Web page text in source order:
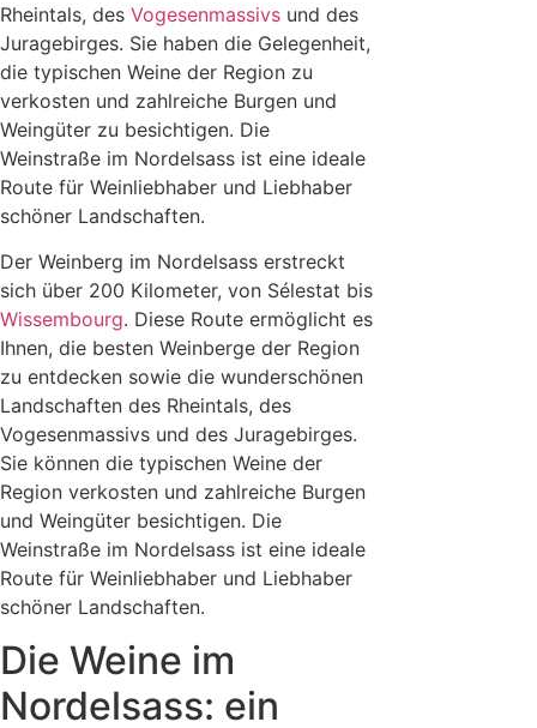
Rheintals, des Vogesenmassivs und des
Juragebirges. Sie haben die Gelegenheit,
die typischen Weine der Region zu
verkosten und zahlreiche Burgen und
Weingüter zu besichtigen. Die
Weinstraße im Nordelsass ist eine ideale
Route für Weinliebhaber und Liebhaber
schöner Landschaften.
Der Weinberg im Nordelsass erstreckt
sich über 200 Kilometer, von Sélestat bis
Wissembourg. Diese Route ermöglicht es
Ihnen, die besten Weinberge der Region
zu entdecken sowie die wunderschönen
Landschaften des Rheintals, des
Vogesenmassivs und des Juragebirges.
Sie können die typischen Weine der
Region verkosten und zahlreiche Burgen
und Weingüter besichtigen. Die
Weinstraße im Nordelsass ist eine ideale
Route für Weinliebhaber und Liebhaber
schöner Landschaften.
Die Weine im
Nordelsass: ein